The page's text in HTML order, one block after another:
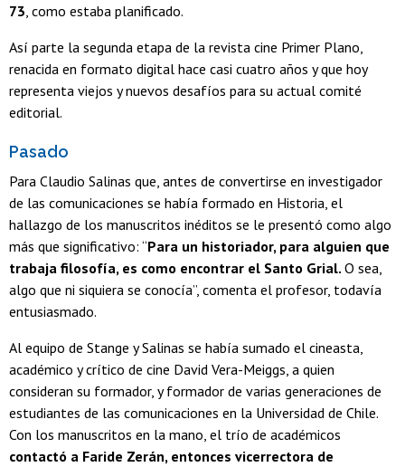
73, como estaba planificado.
Así parte la segunda etapa de la revista cine Primer Plano,
renacida en formato digital hace casi cuatro años y que hoy
representa viejos y nuevos desafíos para su actual comité
editorial.
Pasado
Para Claudio Salinas que, antes de convertirse en investigador
de las comunicaciones se había formado en Historia, el
hallazgo de los manuscritos inéditos se le presentó como algo
más que significativo: “Para un historiador, para alguien que
trabaja filosofía, es como encontrar el Santo Grial. O sea,
algo que ni siquiera se conocía”, comenta el profesor, todavía
entusiasmado.
Al equipo de Stange y Salinas se había sumado el cineasta,
académico y crítico de cine David Vera-Meiggs, a quien
consideran su formador, y formador de varias generaciones de
estudiantes de las comunicaciones en la Universidad de Chile.
Con los manuscritos en la mano, el trío de académicos
contactó a Faride Zerán, entonces vicerrectora de